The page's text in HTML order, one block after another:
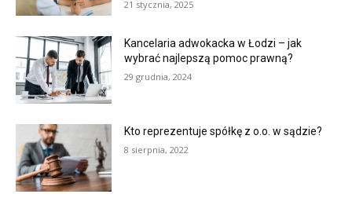
21 stycznia, 2025
Kancelaria adwokacka w Łodzi – jak
wybrać najlepszą pomoc prawną?
29 grudnia, 2024
Kto reprezentuje spółkę z o.o. w sądzie?
8 sierpnia, 2022